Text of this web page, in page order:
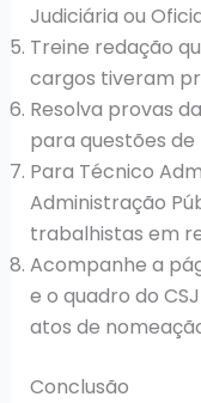
Judiciária ou
Treine redação
cargos tiveram
Resolva provas
para questões
Para Técnico
Administração
trabalhistas em
Acompanhe a
e o quadro do
atos de
Conclusão